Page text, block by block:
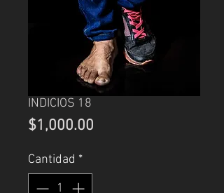
INDICIOS 18
$1,000.00
Cantidad *